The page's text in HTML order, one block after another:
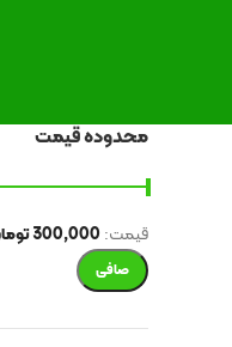
محدوده قیمت
صافی
قيمت: 300,000 تومان